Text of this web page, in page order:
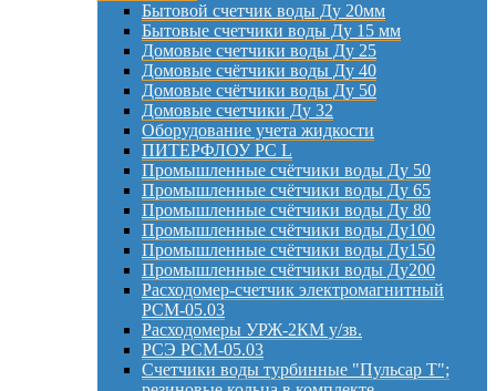
Бытовой счетчик воды Ду 20мм
Бытовые счетчики воды Ду 15 мм
Домовые счетчики воды Ду 25
Домовые счётчики воды Ду 40
Домовые счётчики воды Ду 50
Домовые счетчики Ду 32
Оборудование учета жидкости
ПИТЕРФЛОУ РС L
Промышленные счётчики воды Ду 50
Промышленные счётчики воды Ду 65
Промышленные счётчики воды Ду 80
Промышленные счётчики воды Ду100
Промышленные счётчики воды Ду150
Промышленные счётчики воды Ду200
Расходомер-счетчик электромагнитный
РСМ-05.03
Расходомеры УРЖ-2КМ у/зв.
РСЭ РСМ-05.03
Счетчики воды турбинные "Пульсар Т";